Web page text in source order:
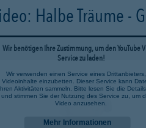
Halbe Träume -
Wir benötigen Ihre Zustimmung, um den YouTube
Service zu laden!
Wir verwenden einen Service eines
Videoinhalte einzubetten. Dieser Service kann
Aktivitäten sammeln. Bitte lesen Sie die
und stimmen Sie der Nutzung des Service zu, um
Video anzusehen.
Mehr Informationen